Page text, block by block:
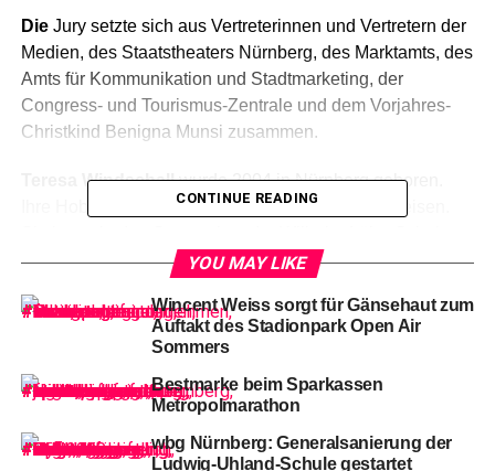
DieJury setzte sich aus Vertreterinnen und Vertretern der
Medien, des Staatstheaters Nürnberg, des Marktamts, des
Amts für Kommunikation und Stadtmarketing, der
Congress- und Tourismus-Zentrale und dem Vorjahres-
Christkind Benigna Munsi zusammen.
Teresa Windschallwurde 2004 in Nürnberg geboren.
Ihre Hobbys sind Musizieren, Sport, Kultur und Reisen.
Ihr interkulturelles Engagement führte die vielseitig
einem kirchlichen Austauschprogramm nach Brasilia. Im
Oktober 2019 nahm sie an einem archäologischen
und Austauschprogramme in Ungarn, Südfrankreich und
Spanien. Von 2018 bis 2020 arbeitete sie ehrenamtlich in
der Kirchengemeinde St. Johannis in der Jugendarbeit
CONTINUE READING
YOU MAY LIKE
Wincent Weiss sorgt für Gänsehaut zum
Auftakt des Stadionpark Open Air
Sommers
Bestmarke beim Sparkassen
Metropolmarathon
wbg Nürnberg: Generalsanierung der
Ludwig-Uhland-Schule gestartet